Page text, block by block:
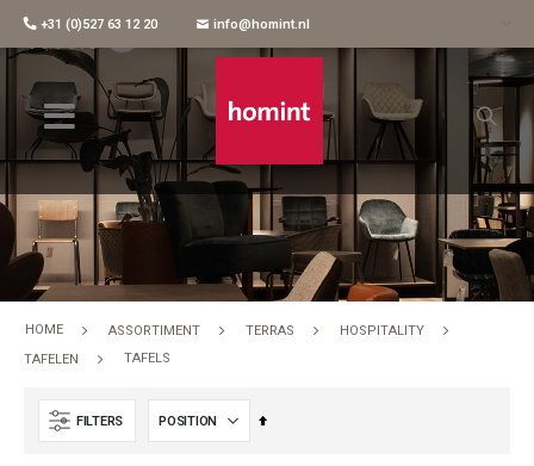
+31 (0)527 63 12 20 info@homint.nl
Tafels
HOME ASSORTIMENT TERRAS
HOSPITALITY
TAFELEN
TAFELS
FILTERS
Set